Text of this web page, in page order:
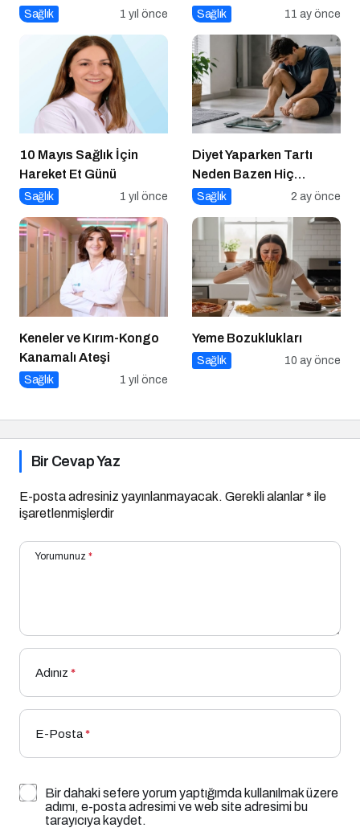
Sağlık 1 yıl önce
Bağırsaktan Hücre
Sessiz Savaş
Sağlık 11 ay önce
10 Mayıs Sağlık İçin
Hareket Et Günü
Sağlık 1 yıl önce
Diyet Yaparken Tartı
Neden Bazen Hiç
Oynamaz?
Sağlık 2 ay önce
Keneler ve Kırım-Kongo
Kanamalı Ateşi
Sağlık 1 yıl önce
Yeme Bozuklukları
Sağlık 10 ay önce
Bir Cevap Yaz
E-posta adresiniz yayınlanmayacak. Gerekli alanlar* ile
işaretlenmişlerdir
Yorumunuz *
Adınız *
E-Posta*
Bir dahaki sefere yorum yaptığımda kullanılmak üzere
adımı, e-posta adresimi ve web site adresimi bu
tarayıcıya kaydet.